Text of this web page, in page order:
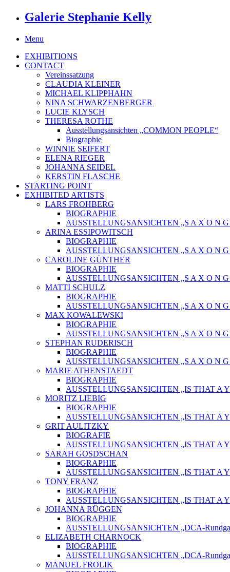
Galerie Stephanie Kelly
Menu
EXHIBITIONS
CONTACT
Vereinssatzung
CLAUDIA KLEINER
MICHAEL KLIPPHAHN
NINA SCHWARZENBERGER
LUCIE KLYSCH
THERESA ROTHE
Ausstellungsansichten „COMMON PEOPLE“
Biographie
WINNIE SEIFERT
ELENA RIEGER
JOHANNA SEIDEL
KERSTIN FLASCHE
STARTING POINT
EXHIBITED ARTISTS
LARS FROHBERG
BIOGRAPHIE
AUSSTELLUNGSANSICHTEN „S A X O N
ARINA ESSIPOWITSCH
BIOGRAPHIE
AUSSTELLUNGSANSICHTEN „S A X O N
CAROLINE GÜNTHER
BIOGRAPHIE
AUSSTELLUNGSANSICHTEN „S A X O N
MATTI SCHULZ
BIOGRAPHIE
AUSSTELLUNGSANSICHTEN „S A X O N
MAX KOWALEWSKI
BIOGRAPHIE
AUSSTELLUNGSANSICHTEN „S A X O N
STEPHAN RUDERISCH
BIOGRAPHIE
AUSSTELLUNGSANSICHTEN „S A X O N
MARIE ATHENSTAEDT
BIOGRAPHIE
AUSSTELLUNGSANSICHTEN „IS THAT A
MORITZ LIEBIG
BIOGRAPHIE
AUSSTELLUNGSANSICHTEN „IS THAT A
GRIT AULITZKY
BIOGRAFIE
AUSSTELLUNGSANSICHTEN „IS THAT A
SARAH GOSDSCHAN
BIOGRAPHIE
AUSSTELLUNGSANSICHTEN „IS THAT A
TONY FRANZ
BIOGRAPHIE
AUSSTELLUNGSANSICHTEN „IS THAT A
JOHANNA RÜGGEN
BIOGRAPHIE
AUSSTELLUNGSANSICHTEN „DCA-
ELIZABETH CHARNOCK
BIOGRAPHIE
AUSSTELLUNGSANSICHTEN „DCA-
MANUEL FROLIK